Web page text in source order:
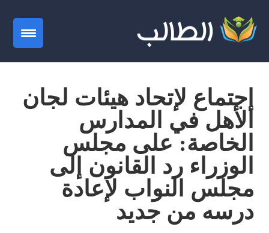
إجتماع لإتحاد هيئات لجان
الأهل في المدارس
الخاصة: على مجلس
الوزراء رد القانون إلى
مجلس النواب لإعادة
درسه من جديد